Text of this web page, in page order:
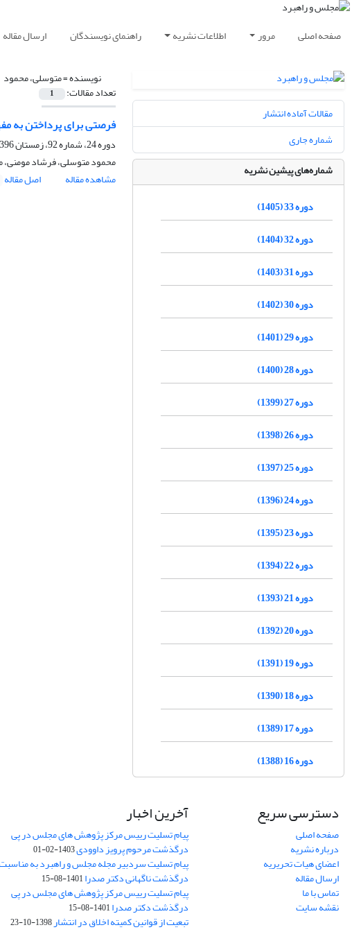
صفحه اصلی مرور اطلاعات نشریه راهنمای نویسندگان ارسال مقاله
نویسنده =متوسلی، محمود
تعداد مقالات: 1
فرصتی برای پرداختن به
دوره 24، شماره 92، زمستان 1396، صفحه
محمود متوسلی، فرشاد مومنی،
مشاهده مقاله
اصل مقاله
مقالات آماده انتشار
شماره جاری
شماره‌های پیشین نشریه
دوره 33 (1405)
دوره 32 (1404)
دوره 31 (1403)
دوره 30 (1402)
دوره 29 (1401)
دوره 28 (1400)
دوره 27 (1399)
دوره 26 (1398)
دوره 25 (1397)
دوره 24 (1396)
دوره 23 (1395)
دوره 22 (1394)
دوره 21 (1393)
دوره 20 (1392)
دوره 19 (1391)
دوره 18 (1390)
دوره 17 (1389)
دوره 16 (1388)
دسترسی سریع
صفحه اصلی
درباره نشریه
اعضای هیات تحریریه
ارسال مقاله
تماس با ما
نقشه سایت
آخرین اخبار
پیام تسلیت رییس مرکز پژوهش های مجلس در پی
درگذشت مرحوم پرویز داوودی1403-02-01
پیام تسلیت سردبیر مجله مجلس و راهبرد به
درگذشت ناگهانی دکتر صدرا1401-08-15
پیام تسلیت رییس مرکز پژوهش های مجلس در پی
درگذشت دکتر صدرا1401-08-15
تبعیت از قوانین کمیته اخلاق در انتشار1398-10-23